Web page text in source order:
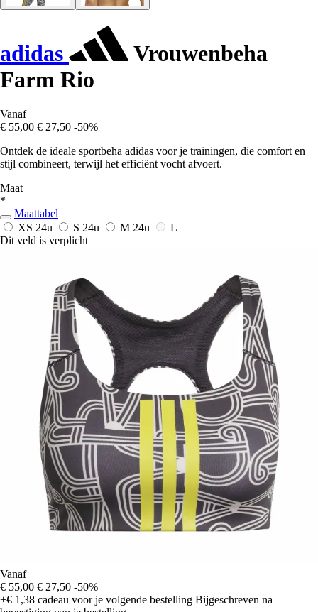
adidas
Vrouwenbeha
Farm Rio
Vanaf
€ 55,00 € 27,50 -50%
Ontdek de ideale sportbeha adidas voor je trainingen, die comfort en
stijl combineert, terwijl het efficiënt vocht afvoert.
Maat
*
Maattabel
XS 24u S 24u M 24u
L
Dit veld is verplicht
Vanaf
€ 55,00 € 27,50 -50%
+€ 1,38 cadeau voor je volgende bestelling Bijgeschreven na